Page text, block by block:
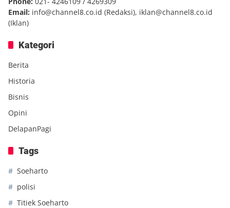
Email: info@channel8.co.id (Redaksi), iklan@channel8.co.id
(Iklan)
Kategori
Berita
Historia
Bisnis
Opini
DelapanPagi
Tags
Soeharto
polisi
Titiek Soeharto